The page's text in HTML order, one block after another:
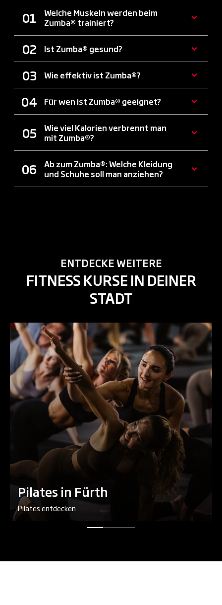
Welche Muskeln werden beim
Zumba® trainiert?
Ist Zumba® gesund?
Wie effektiv ist Zumba®?
Für wen ist Zumba® geeignet?
Wie viel Kalorien verbrennt man
mit Zumba®?
Ab zum Zumba®: Welche Kleidung
und Schuhe soll man anziehen?
ENTDECKE WEITERE
FITNESS KURSE IN DEINER
STADT
Pilates in Fürth
Pilates entdecken